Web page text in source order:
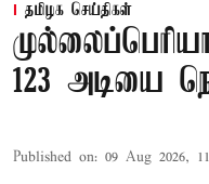
தமிழக செய்திகள்
123 அடியை
Published on: 09 Aug 2026,